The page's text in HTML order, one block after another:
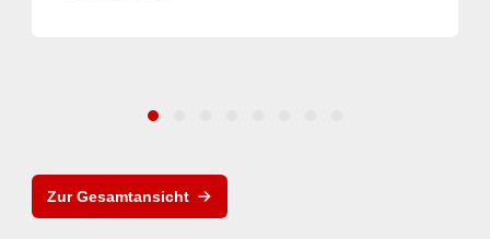
Zur Gesamtansicht